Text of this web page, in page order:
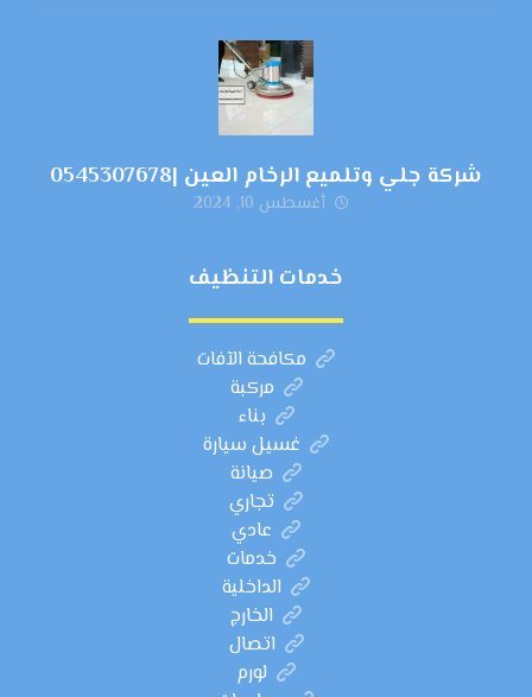
شركة جلي وتلميع الرخام العين |0545307678
أغسطس 10, 2024
خدمات التنظيف
مكافحة الآفات
مركبة
بناء
غسيل سيارة
صيانة
تجاري
عادي
خدمات
الداخلية
الخارج
اتصال
لورم